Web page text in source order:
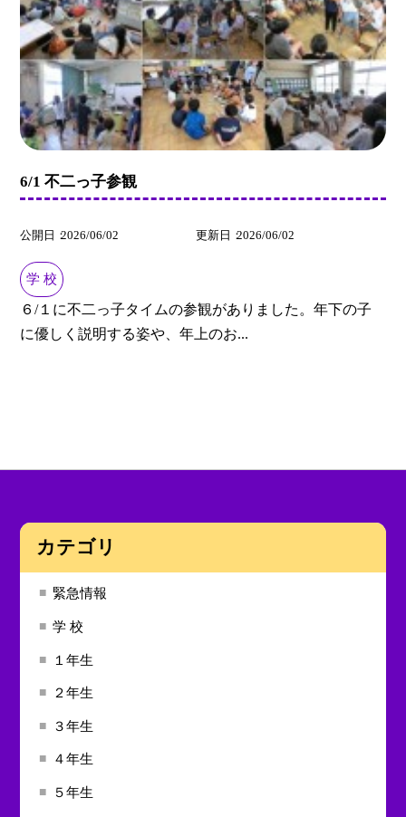
6/1 不二っ子参観
公開日 2026/06/02 更新日 2026/06/02
学 校
６/１に不二っ子タイムの参観がありました。年下の子
に優しく説明する姿や、年上のお...
カテゴリ
緊急情報
学 校
１年生
２年生
３年生
４年生
５年生